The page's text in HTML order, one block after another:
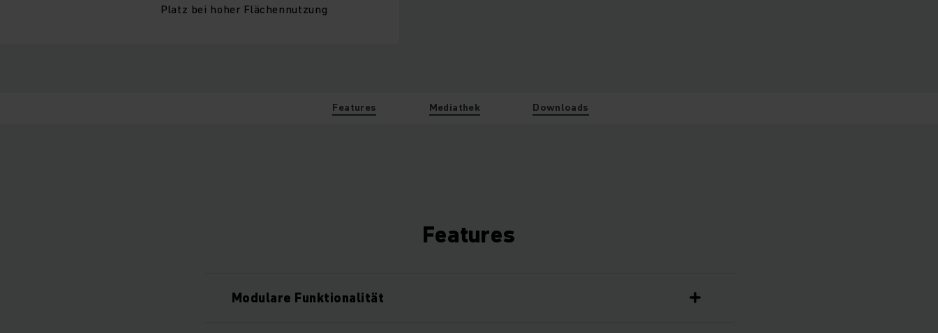
Platz bei hoher Flächennutzung
Features Mediathek Downloads
Features
Modulare Funktionalität